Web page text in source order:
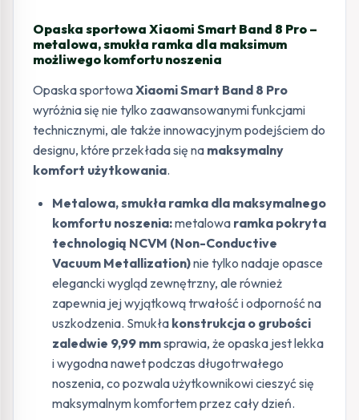
Opaska sportowa Xiaomi Smart Band 8 Pro –
metalowa, smukła ramka dla maksimum
możliwego komfortu noszenia
Opaska sportowaXiaomi Smart Band 8 Pro
wyróżnia się nie tylko zaawansowanymi funkcjami
technicznymi, ale także innowacyjnym podejściem do
designu, które przekłada się na maksymalny
komfort użytkowania.
Metalowa, smukła ramka dla maksymalnego
komfortu noszenia:metalowa ramka pokryta
technologią NCVM (Non-Conductive
Vacuum Metallization)nie tylko nadaje opasce
elegancki wygląd zewnętrzny, ale również
zapewnia jej wyjątkową trwałość i odporność na
uszkodzenia. Smukła konstrukcja o grubości
zaledwie 9,99 mmsprawia, że opaska jest lekka
i wygodna nawet podczas długotrwałego
noszenia, co pozwala użytkownikowi cieszyć się
maksymalnym komfortem przez cały dzień.